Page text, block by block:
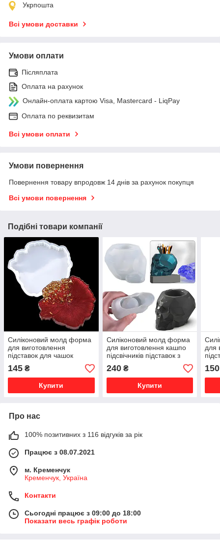
Укрпошта
Всі умови доставки
Умови оплати
Післяплата
Оплата на рахунок
Онлайн-оплата картою Visa, Mastercard - LiqPay
Оплата по реквизитам
Всі умови оплати
Умови повернення
Повернення товару впродовж 14 днів за рахунок покупця
Всі умови повернення
Подібні товари компанії
Силіконовий молд форма
для виготовлення
підставок для чашок
келихів підсклянників з
епоксидної смоли гіпсу
цементу костер №3
145 ₴
Купити
Силіконовий молд форма
для виготовлення кашпо
підсвічників підставок з
епоксидної смоли гіпсу
цементу Цифровий череп
240₴
Купити
для
150
Про нас
100% позитивних з 116 відгуків за рік
Працює з 08.07.2021
м. Кременчук
Кременчук, Україна
Контакти
Сьогодні працює з 09:00 до 18:00
Показати весь графік роботи